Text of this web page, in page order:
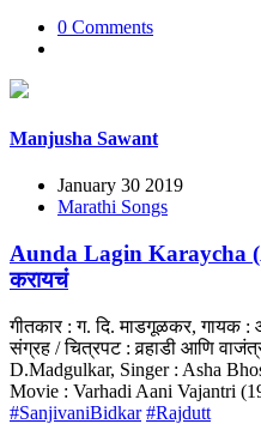
0 Comments
Manjusha Sawant
January 30 2019
Marathi Songs
Aunda Lagin Karaycha
करायचं
गीतकार : ग. दि. माडगूळकर, गायक
संग्रह / चित्रपट : वर्‍हाडी आणि
D.Madgulkar, Singer : Asha
Movie : Varhadi Aani Vajantri
#SanjivaniBidkar #Rajdutt